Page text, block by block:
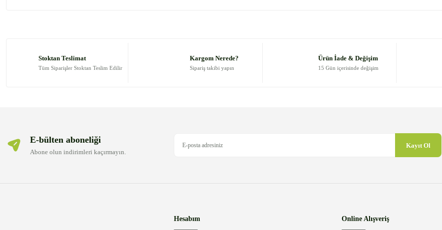
Ürün bilgilerinde hatalar bulunuyor.
Stoktan Teslimat
Tüm Siparişler Stoktan Teslim Edilir
Kargom Nerede?
Sipariş takibi yapın
Ürün İade & Değişim
15 Gün içerisinde değişim
E-bülten aboneliği
Abone olun indirimleri kaçırmayın.
Kayıt Ol
Hesabım Online Alışveriş